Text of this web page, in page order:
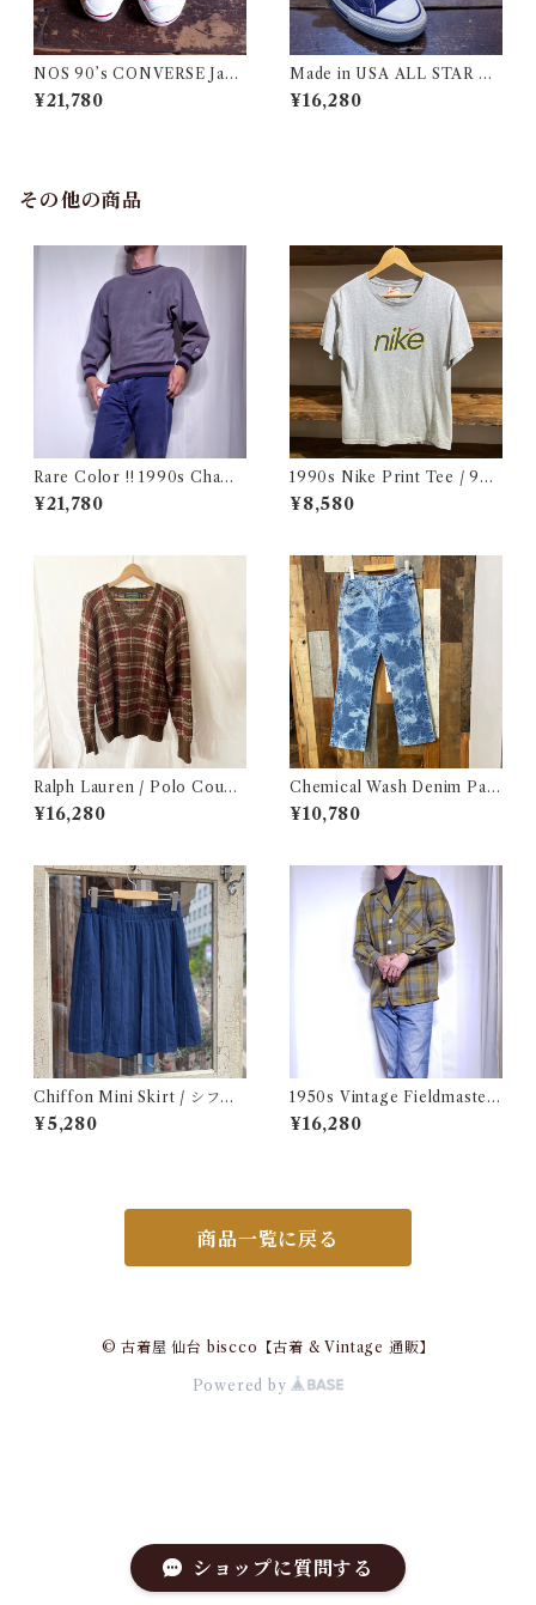
ショップに質問する
NOS 90’s CONVERSE Jack
Purcell / 90年代 コンバース
ジャックパーセル
¥21,780
Made in USA ALL STAR C
ONVERSE / コンバース ハイ
カット
¥16,280
その他の商品
Rare Color !! 1990s Champ
ion Reverse Weave Charco
al Gray Size M / チャンピオ
¥21,780
1990s Nike Print Tee / 90
年代 ナイキ プリント Tシャツ
古着
¥8,580
Ralph Lauren / Polo Count
ry Hand Knit / ラルフローレ
ン / ポロカントリー ハンドニ
¥16,280
Chemical Wash Denim Pant
s / ケミカル デニム パンツ 古
着
¥10,780
Chiffon Mini Skirt / シフォ
ン ミニ プリーツ スカート 古
着
¥5,280
1950s Vintage Fieldmaster
Wool Topstar Style Jacket /
USA ヴィンテージ トップスタ
¥16,280
商品一覧に戻る
© 古着屋 仙台 biscco【古着 & Vintage 通販】
Powered by